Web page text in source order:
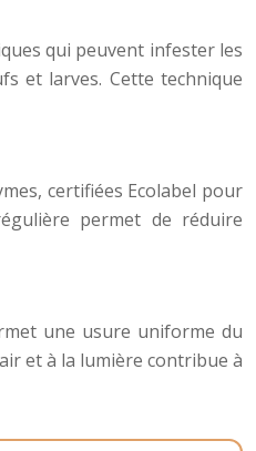
qui peuvent infester les
et larves. Cette technique
certifiées Ecolabel pour
permet de réduire
une usure uniforme du
et à la lumière contribue à